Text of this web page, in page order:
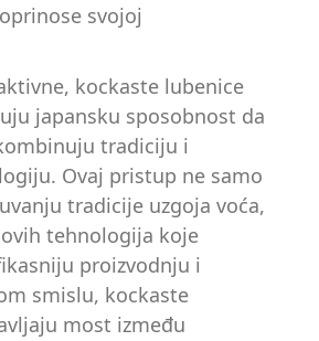
svojoj
kockaste lubenice
japansku sposobnost da
tradiciju i
Ovaj pristup ne samo
tradicije uzgoja voća,
tehnologija koje
proizvodnju i
smislu, kockaste
most između